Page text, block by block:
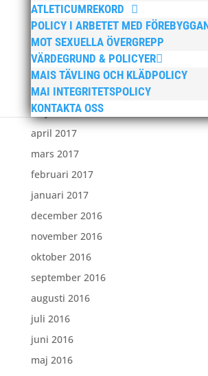
ATLETICUMREKORD
POLICY I ARBETET MED
MOT SEXUELLA ÖVERGREPP
VÄRDEGRUND & POLICYER
MAIS TÄVLING OCH KLÄDPOLICY
MAI INTEGRITETSPOLICY
KONTAKTA OSS
oktober 2017
september 2017
augusti 2017
juli 2017
juni 2017
maj 2017
april 2017
mars 2017
februari 2017
januari 2017
december 2016
november 2016
oktober 2016
september 2016
augusti 2016
juli 2016
juni 2016
maj 2016